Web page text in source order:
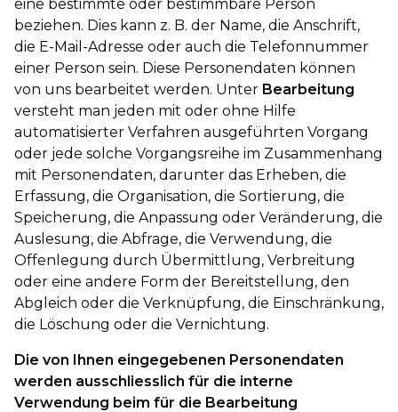
eine bestimmte oder bestimmbare Person
beziehen. Dies kann z. B. der Name, die Anschrift,
die E-Mail-Adresse oder auch die Telefonnummer
einer Person sein. Diese Personendaten können
von uns bearbeitet werden. Unter Bearbeitung
versteht man jeden mit oder ohne Hilfe
automatisierter Verfahren ausgeführten Vorgang
oder jede solche Vorgangsreihe im Zusammenhang
mit Personendaten, darunter das Erheben, die
Erfassung, die Organisation, die Sortierung, die
Speicherung, die Anpassung oder Veränderung, die
Auslesung, die Abfrage, die Verwendung, die
Offenlegung durch Übermittlung, Verbreitung
oder eine andere Form der Bereitstellung, den
Abgleich oder die Verknüpfung, die Einschränkung,
die Löschung oder die Vernichtung.
Die von Ihnen eingegebenen Personendaten
werden ausschliesslich für die interne
Verwendung beim für die Bearbeitung